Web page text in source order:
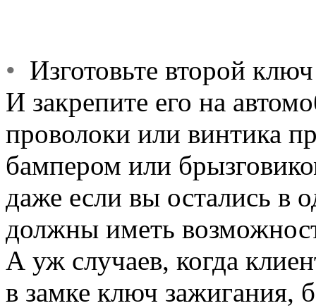
• Изготовьте второй
И закрепите его на
проволоки или винтика
бампером или
даже если вы остались в
должны иметь
А уж случаев, когда
в замке ключ зажигания,